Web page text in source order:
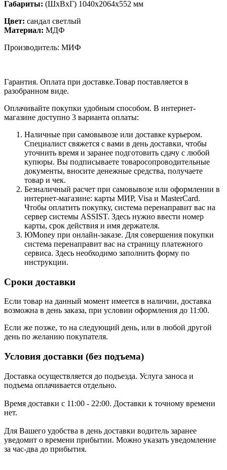
Габариты: (ШхВхГ) 1040х2064х552 мм
Цвет: сандал светлый
Материал: МДФ
Производитель: МИФ
Гарантия. Оплата при доставке.Товар поставляется в
разобранном виде.
Оплачивайте покупки удобным способом. В интернет-
магазине доступно 3 варианта оплаты:
Наличные при самовывозе или доставке курьером.
Специалист свяжется с вами в день доставки, чтобы
уточнить время и заранее подготовить сдачу с любой
купюры. Вы подписываете товаросопроводительные
документы, вносите денежные средства, получаете
товар и чек.
Безналичный расчет при самовывозе или оформлении в
интернет-магазине: карты МИР, Visa и MasterCard.
Чтобы оплатить покупку, система перенаправит вас на
сервер системы ASSIST. Здесь нужно ввести номер
карты, срок действия и имя держателя.
ЮMoney при онлайн-заказе. Для совершения покупки
система перенаправит вас на страницу платежного
сервиса. Здесь необходимо заполнить форму по
инструкции.
Сроки доставки
Если товар на данный момент имеется в наличии, доставка
возможна в день заказа, при условии оформления до 11:00.
Если же позже, то на следующий день, или в любой другой
день по желанию покупателя.
Условия доставки (без подъема)
Доставка осуществляется до подъезда. Услуга заноса и
подъема оплачивается отдельно.
Время доставки с 11:00 - 22:00. Доставки к точному времени
нет.
Для Вашего удобства в день доставки водитель заранее
уведомит о времени прибытии. Можно указать уведомление
за час-два до прибытия.